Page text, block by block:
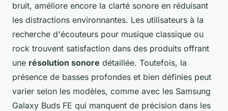
bruit, améliore encore la clarté sonore en réduisant
les distractions environnantes. Les utilisateurs à la
recherche d'écouteurs pour musique classique ou
rock trouvent satisfaction dans des produits offrant
une résolution sonore détaillée. Toutefois, la
présence de basses profondes et bien définies peut
varier selon les modèles, comme avec les Samsung
Galaxy Buds FE qui manquent de précision dans les